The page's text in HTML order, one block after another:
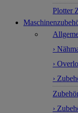
Plotter
›
›
›
›